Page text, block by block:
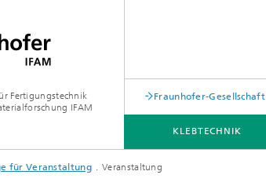
Fertigungstechnik
IFAM
Fraunhofer-Gesellschaft
KLEBTECHNIK
für Veranstaltung Veranstaltung